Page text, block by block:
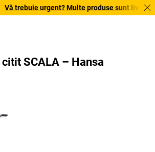
Vă trebuie urgent? Multe produse sunt livrate
citit SCALA – Hansa